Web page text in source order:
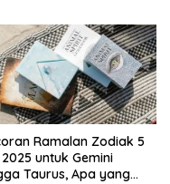
Ramalan Zodiak 5
untuk Gemini
Taurus, Apa yang